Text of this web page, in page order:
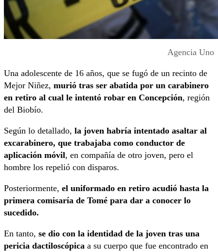
Agencia Uno
Una adolescente de 16 años, que se fugó de un recinto de
Mejor Niñez, murió tras ser abatida por un carabinero
en retiro al cual le intentó robar en Concepción, región
del Biobío.
Según lo detallado, la joven habría intentado asaltar al
excarabinero, que trabajaba como conductor de
aplicación móvil, en compañía de otro joven, pero el
hombre los repelió con disparos.
Posteriormente, el uniformado en retiro acudió hasta la
primera comisaría de Tomé para dar a conocer lo
sucedido.
En tanto, se dio con la identidad de la joven tras una
pericia dactiloscópica a su cuerpo que fue encontrado en